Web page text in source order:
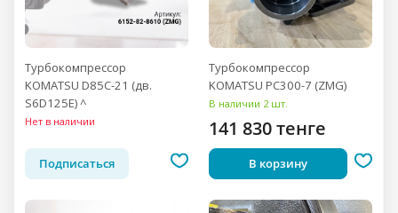
Турбокомпрессор
KOMATSU D85C-21 (дв.
S6D125E) ^
Нет в наличии
Подписаться
Турбокомпрессор
KOMATSU PC300-7 (ZMG)
В наличии 2 шт.
141 830 тенге
В корзину